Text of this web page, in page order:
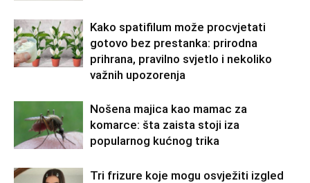
Kako spatifilum može procvjetati
gotovo bez prestanka: prirodna
prihrana, pravilno svjetlo i nekoliko
važnih upozorenja
Nošena majica kao mamac za
komarce: šta zaista stoji iza
popularnog kućnog trika
Tri frizure koje mogu osvježiti izgled